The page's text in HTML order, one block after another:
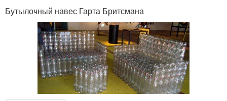
Бутылочный навес Гарта Бритсмана